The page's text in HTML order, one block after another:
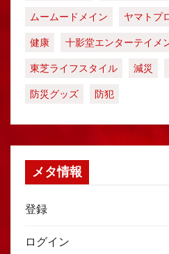
ムームードメイン
ヤマトプ
健康
十影堂エンターテイメ
東芝ライフスタイル
減災
防災グッズ
防犯
メタ情報
登録
ログイン